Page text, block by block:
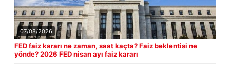
07/08/2026
FED faiz kararı ne zaman, saat kaçta? Faiz beklentisi ne
yönde? 2026 FED nisan ayı faiz kararı